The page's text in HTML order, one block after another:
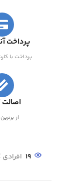
پرداخت
پرداخت با
اصالت
از
19